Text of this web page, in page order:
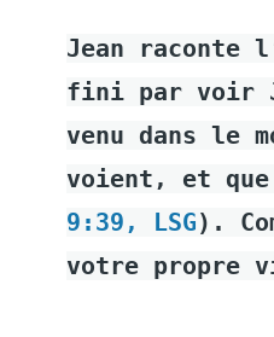
Jean raconte
fini par voir
venu dans le
voient, et que
9:39, LSG).
votre propre